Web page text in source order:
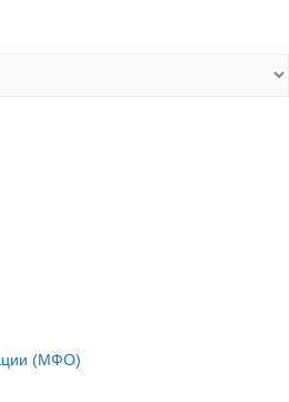
(МФО)